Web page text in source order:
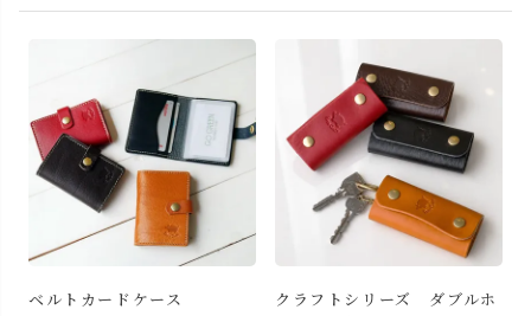
ベルトカードケース
クラフトシリーズ ダブルホ